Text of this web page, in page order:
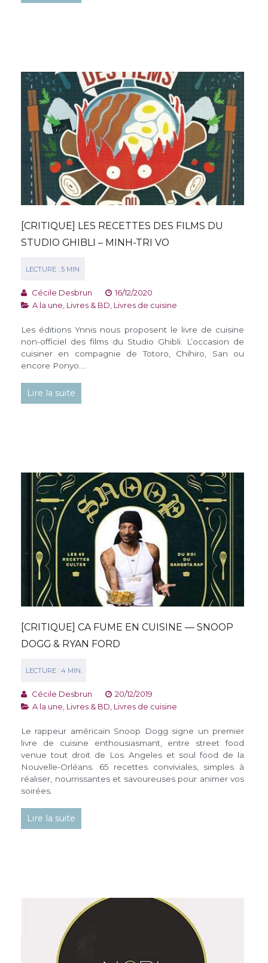
[CRITIQUE] LES RECETTES DES FILMS DU
STUDIO GHIBLI – MINH-TRI VO
Cécile Desbrun
16/12/2020
A la une Livres & BD Livres de cuisine
Les éditions Ynnis nous proposent le livre de cuisine
non-officiel des films du Studio Ghibli. L’occasion de
cuisiner en compagnie de Totoro, Chihiro, San ou
encore Ponyo….
Lire la suite
[CRITIQUE] CA FUME EN CUISINE — SNOOP
DOGG & RYAN FORD
Cécile Desbrun
20/12/2019
A la une, Livres & BD, Livres de cuisine
Le rappeur américain Snoop Dogg signe un premier
livre de cuisine enthousiasmant, entre street food
venue tout droit de Los Angeles et soul food de la
Nouvelle-Orléans. 65 recettes conviviales, simples à
réaliser, nourrissantes et savoureuses pour animer vos
soirées.
Lire la suite